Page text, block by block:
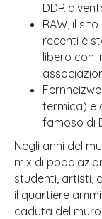
DDR
RAW, il
recenti è
libero con
termica) e
famoso di
Negli anni del
mix di
studenti, artisti,
il quartiere
caduta del